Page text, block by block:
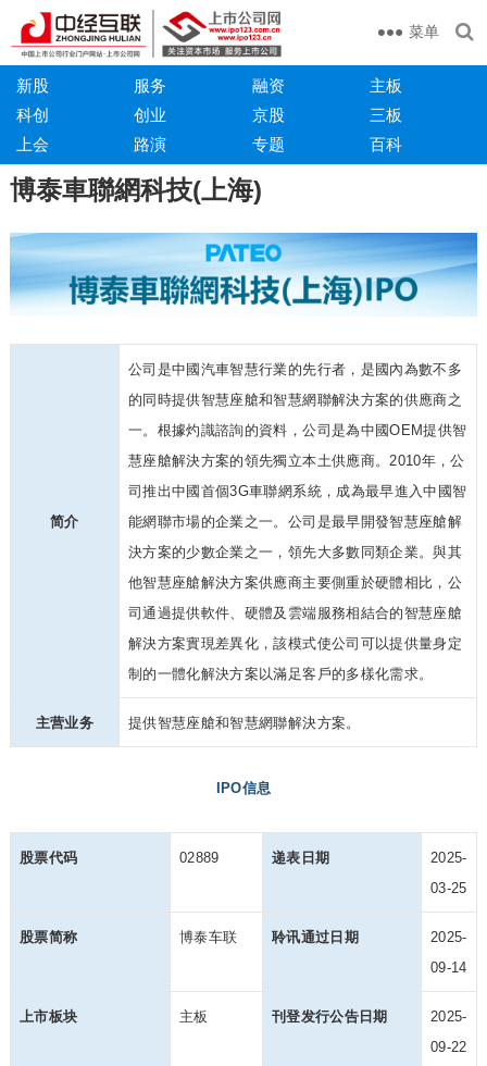
菜单
新股 服务 融资
主板
科创
创业 京股
三板
上会
路演 专题 百科
博泰車聯網科技(上海)
简介
公司是中國汽車智慧行業的先行者，是國內為數不多
的同時提供智慧座艙和智慧網聯解決方案的供應商之
一。根據灼識諮詢的資料，公司是為中國OEM提供智
慧座艙解決方案的領先獨立本土供應商。2010年，公
司推出中國首個3G車聯網系統，成為最早進入中國智
能網聯市場的企業之一。公司是最早開發智慧座艙解
決方案的少數企業之一，領先大多數同類企業。與其
他智慧座艙解決方案供應商主要側重於硬體相比，公
司通過提供軟件、硬體及雲端服務相結合的智慧座艙
解決方案實現差異化，該模式使公司可以提供量身定
制的一體化解決方案以滿足客戶的多樣化需求。
主营业务 提供智慧座艙和智慧網聯解決方案。
IPO信息
股票代码 02889 递表日期
2025-
03-25
股票简称 博泰车联 聆讯通过日期
2025-
09-14
上市板块 主板 刊登发行公告日期
2025-
09-22